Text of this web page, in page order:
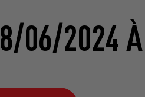
06/2024